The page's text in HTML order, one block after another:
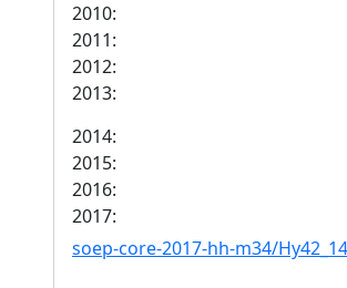
2010:
2011:
2012:
2013:
2014:
2015:
2016:
2017:
soep-core-2017-hh-m34/Hy42_14